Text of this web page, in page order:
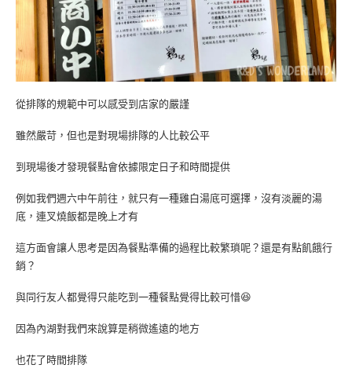
從排隊的規範中可以感受到店家的嚴謹
雖然嚴苛，但也是對現場排隊的人比較公平
到現場後才發現餐點會依據限定日子和時間提供
例如我們週六中午前往，就只有一種雞白湯底可選擇，沒有淡麗的湯
底，連叉燒飯都是晚上才有
這方面會讓人思考是因為餐點準備的過程比較繁瑣呢？還是有點飢餓行
銷？
與同行友人都覺得只能吃到一種餐點覺得比較可惜😆
因為內湖對我們來說算是稍微遙遠的地方
也花了時間排隊